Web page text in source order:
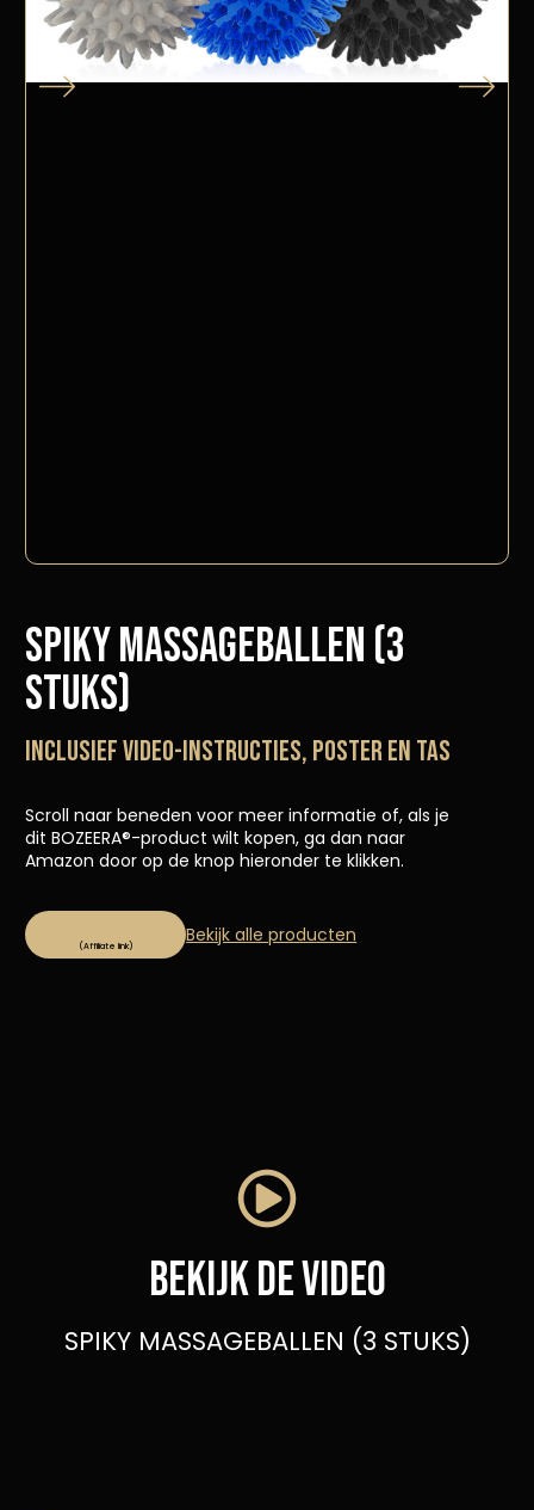
Spiky massageballen (3
stuks)
INCLUSIEF VIDEO-INSTRUCTIES, POSTER EN TAS
Scroll naar beneden voor meer informatie of, als je
dit BOZEERA®-product wilt kopen, ga dan naar
Amazon door op de knop hieronder te klikken.
Bekijk alle producten
Bekijk de video
SPIKY MASSAGEBALLEN (3 STUKS)